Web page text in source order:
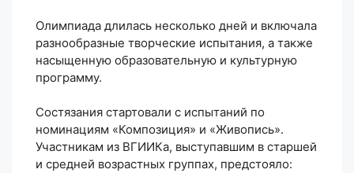
Олимпиада длилась несколько дней и включала
разнообразные творческие испытания, а также
насыщенную образовательную и культурную
программу.
Состязания стартовали с испытаний по
номинациям «Композиция» и «Живопись».
Участникам из ВГИИКа, выступавшим в старшей
и средней возрастных группах, предстояло: